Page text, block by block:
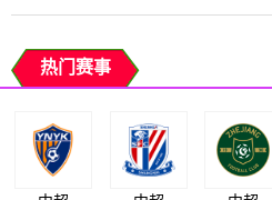
热门赛事